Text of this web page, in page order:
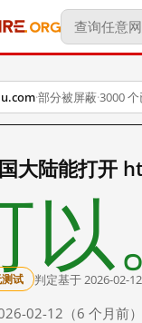
·部分被屏蔽·3000
大陆能打开
试 判定基于 2026-02-
02-12（6 个月前